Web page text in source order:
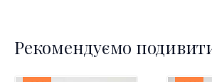
Рекомендуємо